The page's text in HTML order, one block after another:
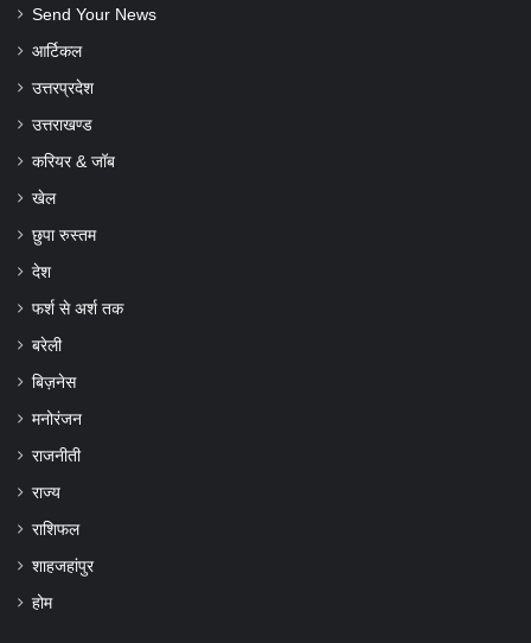
Send Your News
आर्टिकल
उत्तरप्रदेश
उत्तराखण्ड
करियर & जॉब
खेल
छुपा रुस्तम
देश
फर्श से अर्श तक
बरेली
बिज़नेस
मनोरंजन
राजनीती
राज्य
राशिफल
शाहजहांपुर
होम